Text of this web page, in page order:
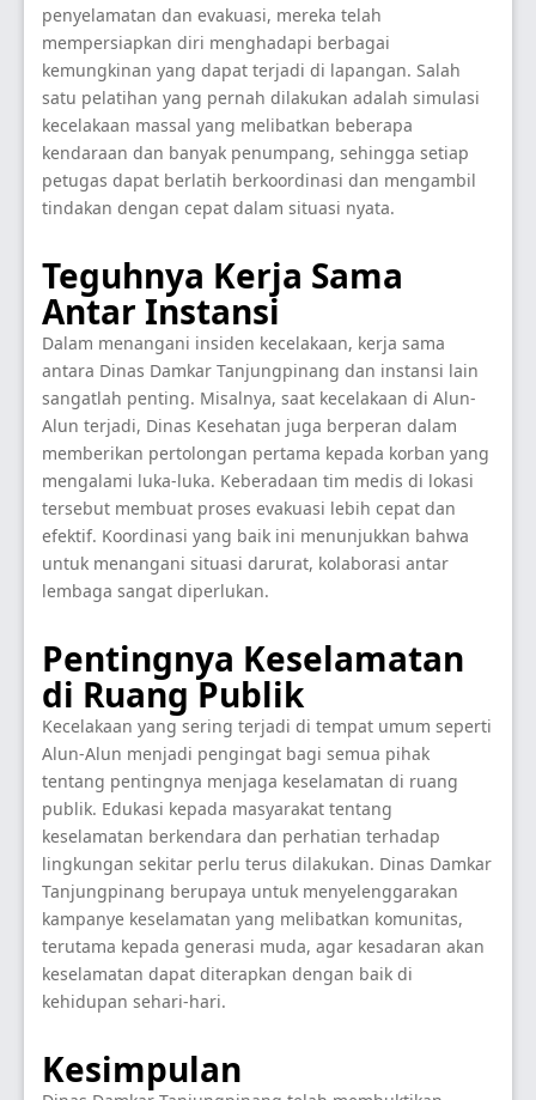
penyelamatan dan evakuasi, mereka telah
mempersiapkan diri menghadapi berbagai
kemungkinan yang dapat terjadi di lapangan. Salah
satu pelatihan yang pernah dilakukan adalah simulasi
kecelakaan massal yang melibatkan beberapa
kendaraan dan banyak penumpang, sehingga setiap
petugas dapat berlatih berkoordinasi dan mengambil
tindakan dengan cepat dalam situasi nyata.
Teguhnya Kerja Sama
Antar Instansi
Dalam menangani insiden kecelakaan, kerja sama
antara Dinas Damkar Tanjungpinang dan instansi lain
sangatlah penting. Misalnya, saat kecelakaan di Alun-
Alun terjadi, Dinas Kesehatan juga berperan dalam
memberikan pertolongan pertama kepada korban yang
mengalami luka-luka. Keberadaan tim medis di lokasi
tersebut membuat proses evakuasi lebih cepat dan
efektif. Koordinasi yang baik ini menunjukkan bahwa
untuk menangani situasi darurat, kolaborasi antar
lembaga sangat diperlukan.
Pentingnya Keselamatan
di Ruang Publik
Kecelakaan yang sering terjadi di tempat umum seperti
Alun-Alun menjadi pengingat bagi semua pihak
tentang pentingnya menjaga keselamatan di ruang
publik. Edukasi kepada masyarakat tentang
keselamatan berkendara dan perhatian terhadap
lingkungan sekitar perlu terus dilakukan. Dinas Damkar
Tanjungpinang berupaya untuk menyelenggarakan
kampanye keselamatan yang melibatkan komunitas,
terutama kepada generasi muda, agar kesadaran akan
keselamatan dapat diterapkan dengan baik di
kehidupan sehari-hari.
Kesimpulan